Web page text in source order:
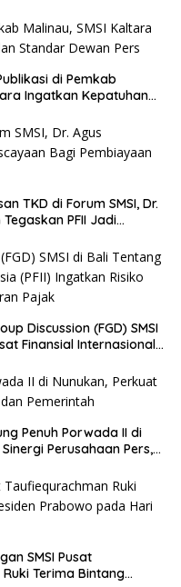
di Pemkab
Ingatkan Kepatuhan
TKD di Forum SMSI, Dr.
PFII Jadi
Discussion (FGD) SMSI
Finansial Internasional
Pajak
Penuh Porwada II di
Perusahaan Pers,
SMSI Pusat
Terima Bintang